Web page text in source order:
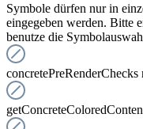
Symbole dürfen nur in
eingegeben werden. Bitte
benutze die